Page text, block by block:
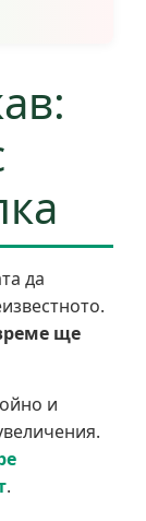
да
ще
и
.